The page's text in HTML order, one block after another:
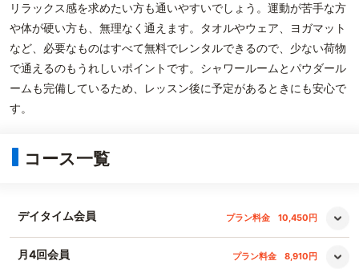
リラックス感を求めたい方も通いやすいでしょう。運動が苦手な方
や体が硬い方も、無理なく通えます。タオルやウェア、ヨガマット
など、必要なものはすべて無料でレンタルできるので、少ない荷物
で通えるのもうれしいポイントです。シャワールームとパウダール
ームも完備しているため、レッスン後に予定があるときにも安心で
す。
コース一覧
デイタイム会員 プラン料金 10,450円
月4回会員 プラン料金 8,910円